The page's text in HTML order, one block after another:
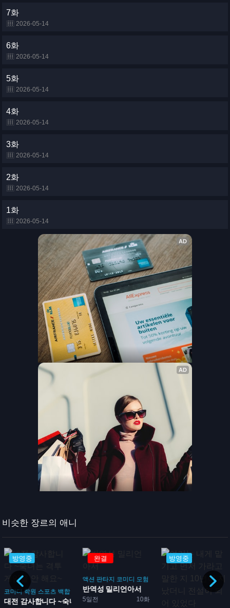
7화
2026-05-14
6화
2026-05-14
5화
2026-05-14
4화
2026-05-14
3화
2026-05-14
2화
2026-05-14
1화
2026-05-14
비슷한 장르의 애니
츠 백합
다 ~숙녀는 격...
코미디 모험
5일전 10화
반역성 밀리언아서
방영중
판타지
영민 0명